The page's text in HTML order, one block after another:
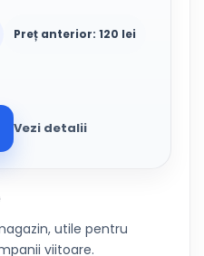
Preț anterior: 120 lei
Vezi detalii
utile pentru
viitoare.